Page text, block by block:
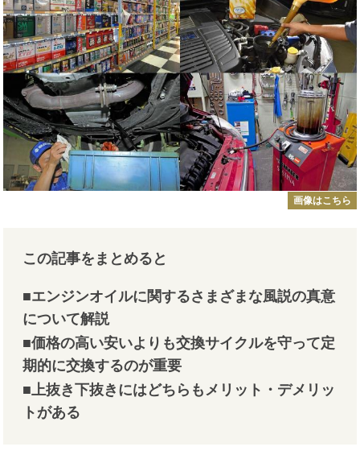
画像はこちら
この記事をまとめると
■エンジンオイルに関するさまざまな風説の真意
について解説
■価格の高い安いよりも交換サイクルを守って定
期的に交換するのが重要
■上抜き下抜きにはどちらもメリット・デメリッ
トがある